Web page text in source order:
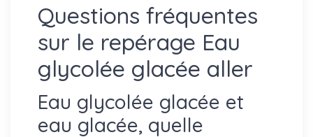
Questions fréquentes
sur le repérage Eau
glycolée glacée aller
Eau glycolée glacée et
eau glacée, quelle